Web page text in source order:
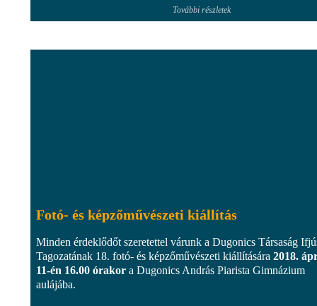
További részletek
Fotó- és képzőművészeti kiállítás
Minden érdeklődőt szeretettel várunk a Dugonics Társaság
Tagozatának 18. fotó- és képzőművészeti kiállítására 2018.
11-én 16.00 órakor a Dugonics András Piarista Gimnázium
aulájába.